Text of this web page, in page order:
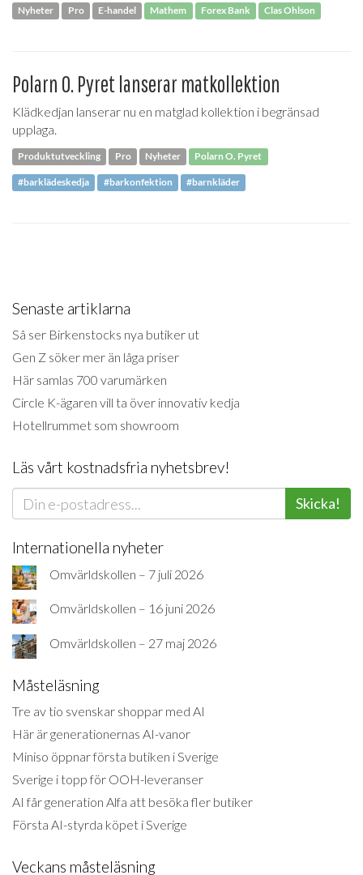
Nyheter Pro E-handel Mathem Forex Bank Clas Ohlson
Polarn O. Pyret lanserar matkollektion
Klädkedjan lanserar nu en matglad kollektion i begränsad
upplaga.
Produktutveckling Pro Nyheter Polarn O. Pyret
#barklädeskedja #barkonfektion #barnkläder
Senaste artiklarna
Så ser Birkenstocks nya butiker ut
Gen Z söker mer än låga priser
Här samlas 700 varumärken
Circle K-ägaren vill ta över innovativ kedja
Hotellrummet som showroom
Läs vårt kostnadsfria nyhetsbrev!
Skicka!
Internationella nyheter
Omvärldskollen – 7 juli 2026
Omvärldskollen – 16 juni 2026
Omvärldskollen – 27 maj 2026
Måsteläsning
Tre av tio svenskar shoppar med AI
Här är generationernas AI-vanor
Miniso öppnar första butiken i Sverige
Sverige i topp för OOH-leveranser
AI får generation Alfa att besöka fler butiker
Första AI-styrda köpet i Sverige
Veckans måsteläsning